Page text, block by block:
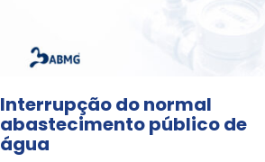
Interrupção do normal
abastecimento público de
água